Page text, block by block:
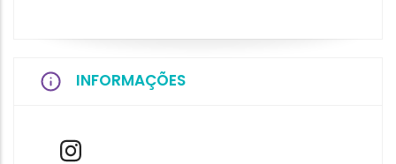
INFORMAÇÕES